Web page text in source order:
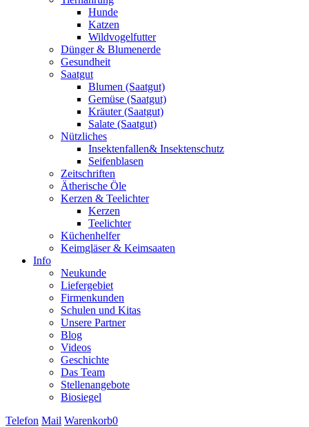
Hunde
Katzen
Wildvogelfutter
Dünger & Blumenerde
Gesundheit
Saatgut
Blumen (Saatgut)
Gemüse (Saatgut)
Kräuter (Saatgut)
Salate (Saatgut)
Nützliches
Insektenfallen& Insektenschutz
Seifenblasen
Zeitschriften
Ätherische Öle
Kerzen & Teelichter
Kerzen
Teelichter
Küchenhelfer
Keimgläser & Keimsaaten
Info
Neukunde
Liefergebiet
Firmenkunden
Schulen und Kitas
Unsere Partner
Blog
Videos
Geschichte
Das Team
Stellenangebote
Biosiegel
Telefon Mail Warenkorb0